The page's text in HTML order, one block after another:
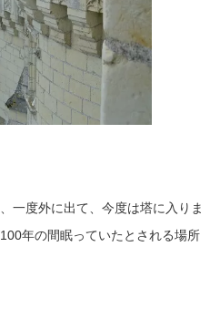
一度外に出て、今度は塔に入りま
年の間眠っていたとされる場所